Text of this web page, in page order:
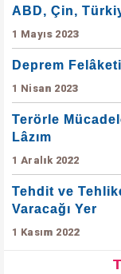
ABD, Çin,
1 Mayıs 2023
Deprem
1 Nisan 2023
Terörle
Lâzım
1 Aralık 2022
Tehdit ve
Varacağı Yer
1 Kasım 2022